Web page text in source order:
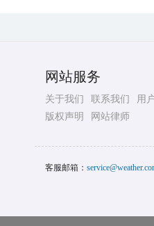
网站服务
关于我们 联系我们
用
版权声明
网站律师
客服邮箱：